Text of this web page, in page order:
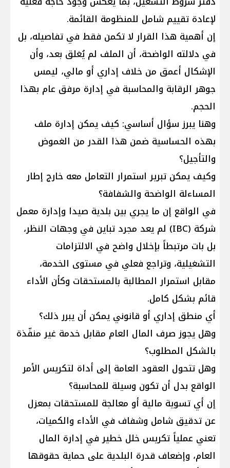
لإعادة تقييم شامل للمنظومة القائمة.
إن أهمية هذا القرار لا تكمن فقط في تفاصيله، بل
في دلالته الواضحة، أن الملف لم يُغلق بعد، وأن
الإشكال أعمق من خلاف إداري أو مالي، ليمس
جوهر الرقابة والمحاسبة في إدارة مرفق عام بهذا
الحجم.
وهنا يبرز سؤال أساسي: كيف يمكن إدارة ملف
بهذه الحساسية ضمن هذا القدر من الغموض
والتأجيل؟
وكيف يمكن تبرير استمرار التعامل معه خارج إطار
المساءلة الواضحة والشفافة؟
في الواقع إن ما يجري بين بلدية صيدا وإدارة معمل
شركة (IBC) لم يعد مجرد تباين في وجهات النظر،
بل بات مرتبطاً بإخلال واضح في الالتزامات
التشغيلية، وتراجع فعلي في مستوى الخدمة،
مقابل استمرار المطالبة بالمستحقات وكأن الأداء
قائم بشكل كامل.
أي منطق إداري أو قانوني يمكن أن يبرر ذلك؟
وهل يجوز صرف المال العام مقابل خدمة غير منفّذة
بالشكل المطلوب؟
وهل تتحول العقود العامة إلى أداة لتكريس الأمر
الواقع بدل أن تكون وسيلة للمحاسبة؟
إن أي تسوية مالية أو معالجة للمستحقات بمعزل
عن تدقيق شامل وشفاف في الأداء والكميات،
تعني عملياً تكريس خلل خطير في إدارة المال
العام، وإضعاف قدرة البلدية على حماية حقوقها